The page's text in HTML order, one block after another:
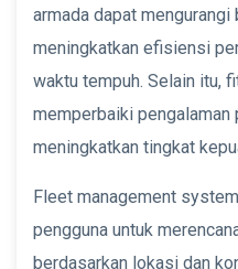
armada dapat
meningkatkan efisiensi
waktu tempuh. Selain itu,
memperbaiki pengalaman
meningkatkan tingkat
Fleet management
pengguna untuk
berdasarkan lokasi dan